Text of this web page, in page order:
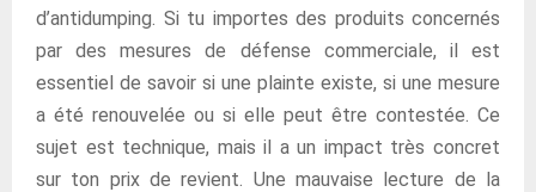
d’antidumping. Si tu importes des produits concernés
par des mesures de défense commerciale, il est
essentiel de savoir si une plainte existe, si une mesure
a été renouvelée ou si elle peut être contestée. Ce
sujet est technique, mais il a un impact très concret
sur ton prix de revient. Une mauvaise lecture de la